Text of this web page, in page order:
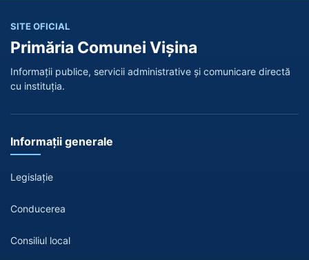
SITE OFICIAL
Primăria Comunei Vișina
Informații publice, servicii administrative și comunicare directă
cu instituția.
Informații generale
Legislație
Conducerea
Consiliul local